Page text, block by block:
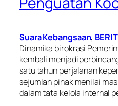
Suara Kebangsaan,
Dinamika birokrasi
kembali menjadi
satu tahun perjalanan
sejumlah pihak menilai
dalam tata kelola internal